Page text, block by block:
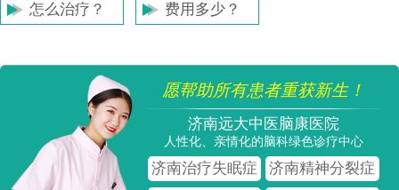
怎么治疗？ 费用多少？
愿帮助所有患者重获新生！
济南远大中医脑康医院
人性化、亲情化的脑科绿色诊疗中心
济南治疗失眠症
济南精神分裂症